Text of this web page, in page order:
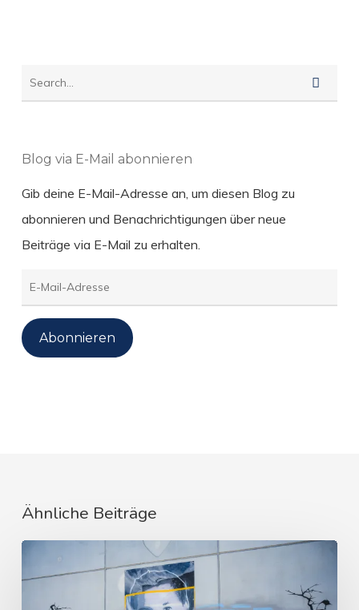
Blog via E-Mail abonnieren
Gib deine E-Mail-Adresse an, um diesen Blog zu
abonnieren und Benachrichtigungen über neue
Beiträge via E-Mail zu erhalten.
E-
Mail-
Adresse
Abonnieren
Ähnliche Beiträge